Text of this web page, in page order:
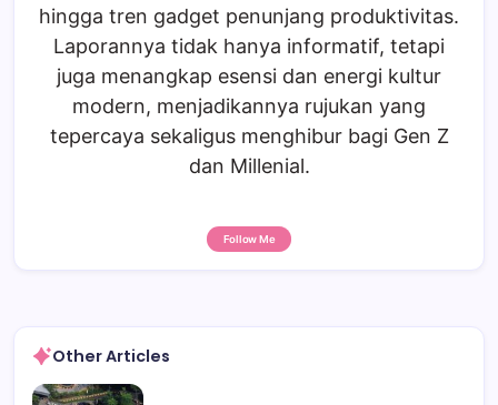
hingga tren gadget penunjang produktivitas.
Laporannya tidak hanya informatif, tetapi
juga menangkap esensi dan energi kultur
modern, menjadikannya rujukan yang
tepercaya sekaligus menghibur bagi Gen Z
dan Millenial.
Follow Me
Other Articles